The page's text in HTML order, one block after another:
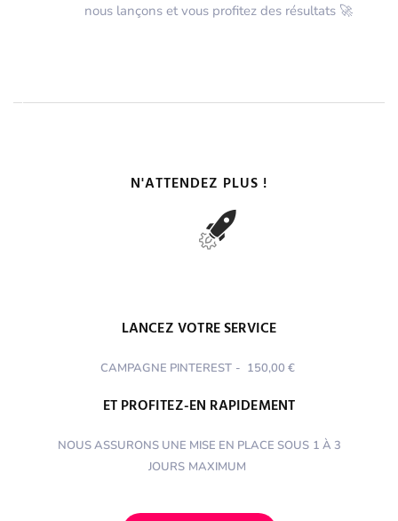
nous lançons et vous profitez des résultats 🚀
N'ATTENDEZ PLUS !
LANCEZ VOTRE SERVICE
CAMPAGNE PINTEREST - 150,00 €
ET PROFITEZ-EN RAPIDEMENT
NOUS ASSURONS UNE MISE EN PLACE SOUS 1 À 3
JOURS MAXIMUM